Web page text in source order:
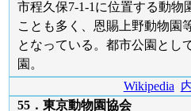
市程久保7-1-1に位置する動物
ことも多く、恩賜上野動物園
となっている。都市公園とし
園。
Wikipedia
55．東京動物園協会